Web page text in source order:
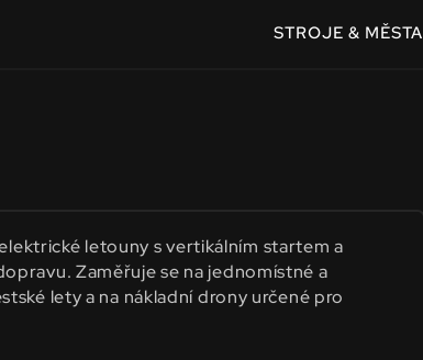
STROJE & MĚSTA
letouny s vertikálním startem a
Zaměřuje se na jednomístné a
lety a na nákladní drony určené pro